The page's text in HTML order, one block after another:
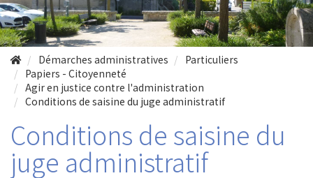
Démarches administratives
Particuliers
Papiers - Citoyenneté
Agir en justice contre l'administration
Conditions de saisine du juge administratif
Conditions de saisine du
juge administratif